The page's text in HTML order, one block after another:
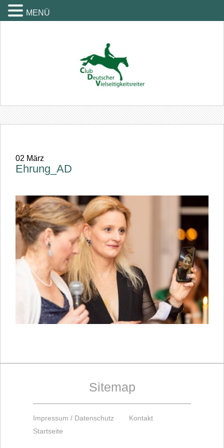
02 März
Ehrung_AD
Sitemap
Impressum / Datenschutz
Kontakt
Startseite
MENÜ